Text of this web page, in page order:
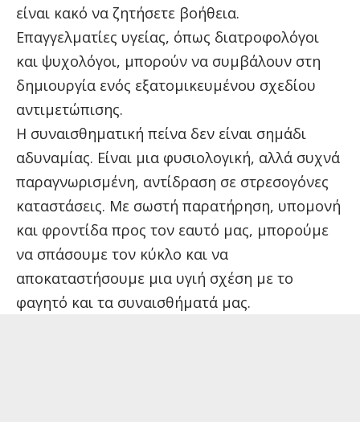
είναι κακό να ζητήσετε βοήθεια.
Επαγγελματίες υγείας, όπως διατροφολόγοι
και ψυχολόγοι, μπορούν να συμβάλουν στη
δημιουργία ενός εξατομικευμένου σχεδίου
αντιμετώπισης.
Η συναισθηματική πείνα δεν είναι σημάδι
αδυναμίας. Είναι μια φυσιολογική, αλλά συχνά
παραγνωρισμένη, αντίδραση σε στρεσογόνες
καταστάσεις. Με σωστή παρατήρηση, υπομονή
και φροντίδα προς τον εαυτό μας, μπορούμε
να σπάσουμε τον κύκλο και να
αποκαταστήσουμε μια υγιή σχέση με το
φαγητό και τα συναισθήματά μας.